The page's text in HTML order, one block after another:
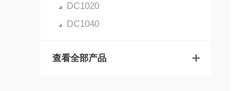
DC1020
DC1040
查看全部产品